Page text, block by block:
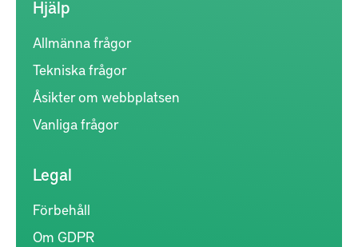
Hjälp
Allmänna frågor
Tekniska frågor
Åsikter om webbplatsen
Vanliga frågor
Legal
Förbehåll
Om GDPR